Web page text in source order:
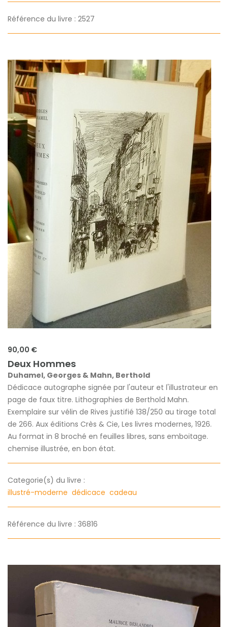
Référence du livre : 2527
90,00 €
Deux Hommes
Duhamel, Georges & Mahn, Berthold
Dédicace autographe signée par l'auteur et l'illustrateur en
page de faux titre. Lithographies de Berthold Mahn.
Exemplaire sur vélin de Rives justifié 138/250 au tirage total
de 266. Aux éditions Crès & Cie, Les livres modernes, 1926.
Au format in 8 broché en feuilles libres, sans emboitage.
chemise illustrée, en bon état.
Categorie(s) du livre :
illustré-moderne dédicace cadeau
Référence du livre : 36816